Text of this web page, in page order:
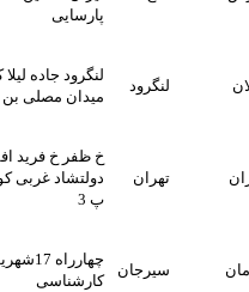
لنگرود
لنگرود جاده لیلا کوه بعد از
میدان مصلی بن بست جمیل
تهران
خ ظفر خ فرید افشار
دولتشاد غربی کوچه رضوان
سیرجان
چهارراه 17شهریور دفتر
کارشناسی